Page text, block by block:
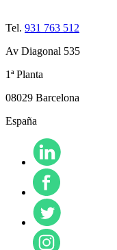
Tel. 931 763 512
Av Diagonal 535
1ª Planta
08029 Barcelona
España